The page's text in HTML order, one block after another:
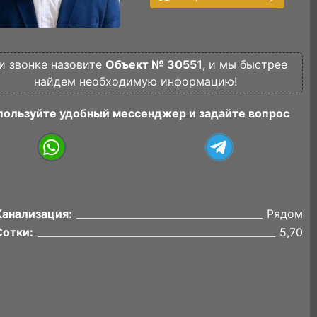
звонке назовите Объект № 30551, и мы быстрее
найдем необходимую информацию!
удобный мессенджер и задайте вопрос
Рядом
5,70